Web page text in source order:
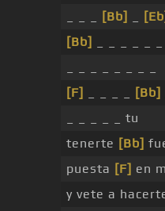
[Bb]
[Bb]
[F]
[Bb]
_ _ _ _ _ tu
tenerte [Bb]
puesta [F] en
y vete a